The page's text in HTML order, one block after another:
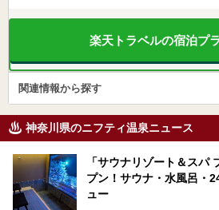
楽天トラベルの宿泊プ
関連情報から探す
神奈川県のニフティ温泉ニュース
「サウナリゾート＆スパ
プン！サウナ・水風呂・
ュー